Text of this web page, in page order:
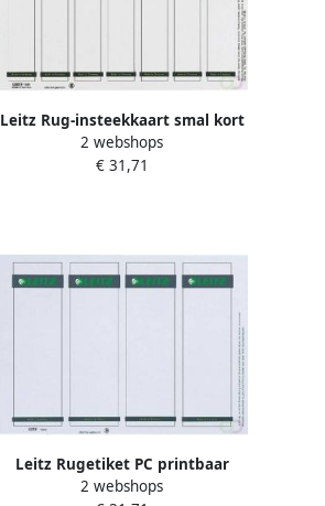
Leitz Rug-insteekkaart smal kort
31x190mm wit 175 stuks
2 webshops
€ 31,71
Leitz Rugetiket PC printbaar
1680 59x190mm breed wit
2 webshops